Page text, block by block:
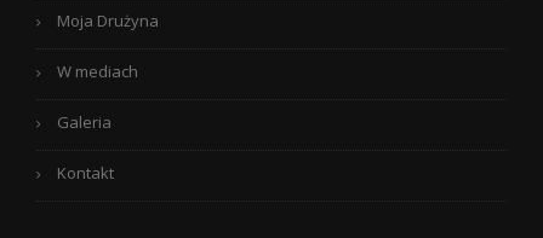
Moja Drużyna
W mediach
Galeria
Kontakt